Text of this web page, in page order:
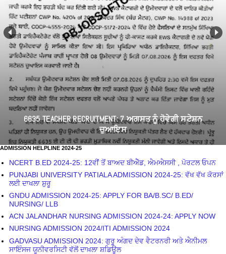
6635 TEACHER RECRUITMENT: 7 ਅਗਸਤ ਨੂੰ ਹੋਵੇਗੀ ਸਟੇਸ਼ਨ
ਚੁਆਇਸ
ADMISSION HELPLINE 2024-25
NCERT B.ED 2024-25: 12ਵੀਂ ਤੋਂ ਬਾਅਦ ਬੀਐੱਡ, ਐਮਐਸਸੀ , ਪੋਰਟਲ ਓਪਨ
PUNJABI UNIVERSITY PATIALA ADMISSION 2024-25: ਵੱਖ ਵੱਖ ਕੋਰਸਾਂ
ਲਈ ਦਾਖਲਾ ਸ਼ੁਰੂ
GNDU ADMISSION 2024-25: APPLY FOR BA/B.SC/ B.ED/
NURSING/ LLB
ACN JALANDHAR NURSING ADMISSION 2024-24: APPLY NOW
NURSING ADMISSION 2024/ITI ADMISSION 2024
GADVASU ADMISSION 2024: ਗੁਰੂ ਅੰਗਦ ਦੇਵ ਵੈਟਰਨਰੀ ਅਤੇ ਐਨੀਮਲ
ਸਾਇੰਸਜ ਯੂਨੀਵਰਸਿਟੀ ਵੱਲੋਂ ਦਾਖ਼ਲਾ ਸ਼ਡਿਊਲ